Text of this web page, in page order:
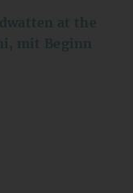
at the
mit Beginn